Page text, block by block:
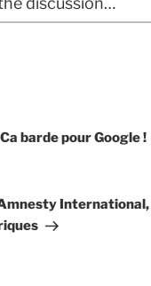
barde pour Google !
International,